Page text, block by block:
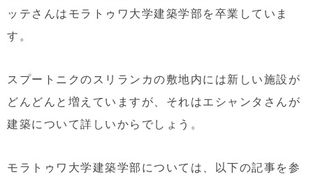
ッテさんはモラトゥワ大学建築学部を卒業していま
す。
スプートニクのスリランカの敷地内には新しい施設が
どんどんと増えていますが、それはエシャンタさんが
建築について詳しいからでしょう。
モラトゥワ大学建築学部については、以下の記事を参